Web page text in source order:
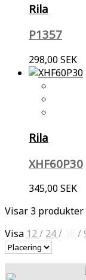
Rila
P1357
298,00 SEK
Rila
XHF60P30
345,00 SEK
Visar 3 produkter
Visa 12/ 24/ /